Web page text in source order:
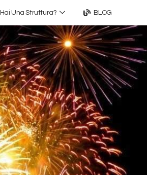
Hai Una Struttura? BLOG